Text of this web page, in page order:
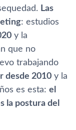
Las
: estudios
y la
que no
trabajando
desde 2010 y la
es esta: el
la postura del